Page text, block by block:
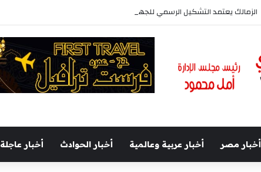
الزمالك يعتمد التشكيل الرسمي للجهاز الفني والإداري والطبي للفريق الأول
أخبار مصر أخبار عربية وعالمية أخبار الحوادث أخبار عاجلة